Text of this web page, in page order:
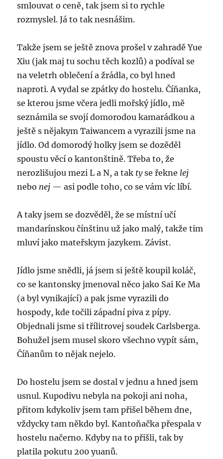
smlouvat o ceně, tak jsem si to rychle
rozmyslel. Já to tak nesnášim.
Takže jsem se ještě znova prošel v zahradě Yue
Xiu (jak maj tu sochu těch kozlů) a podíval se
na veletrh oblečení a žrádla, co byl hned
naproti. A vydal se zpátky do hostelu. Číňanka,
se kterou jsme včera jedli mořský jídlo, mě
seznámila se svojí domorodou kamarádkou a
ještě s nějakym Taiwancem a vyrazili jsme na
jídlo. Od domorodý holky jsem se dozěděl
spoustu věcí o kantonštině. Třeba to, že
nerozlišujou mezi L a N, a tak tyse řekne lej
nebo nej — asi podle toho, co se vám víc líbí.
A taky jsem se dozvěděl, že se místní učí
mandarínskou čínštinu už jako malý, takže tim
mluví jako mateřskym jazykem. Závist.
Jídlo jsme snědli, já jsem si ještě koupil koláč,
co se kantonsky jmenoval něco jako Sai Ke Ma
(a byl vynikající) a pak jsme vyrazili do
hospody, kde točili západní piva z pípy.
Objednali jsme si třílitrovej soudek Carlsberga.
Bohužel jsem musel skoro všechno vypít sám,
Číňanům to nějak nejelo.
Do hostelu jsem se dostal v jednu a hned jsem
usnul. Kupodivu nebyla na pokoji ani noha,
přitom kdykoliv jsem tam přišel během dne,
vždycky tam někdo byl. Kantoňačka přespala v
hostelu načerno. Kdyby na to přišli, tak by
platila pokutu 200 yuanů.